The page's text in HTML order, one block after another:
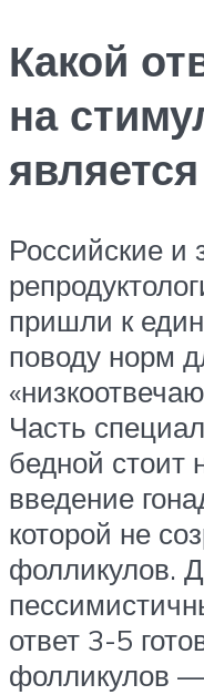
Какой
на
Российские и
пришли к
поводу норм
Часть
бедной стоит
введение
которой не
фолликулов.
ответ 3-5
фолликулов —